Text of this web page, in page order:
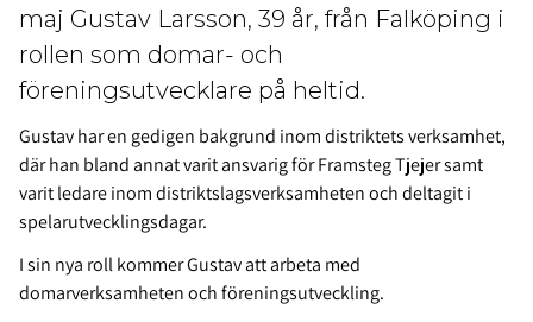
maj Gustav Larsson, 39 år, från Falköping i
rollen som domar- och
föreningsutvecklare på heltid.
Gustav har en gedigen bakgrund inom distriktets verksamhet,
där han bland annat varit ansvarig för Framsteg Tjejer samt
varit ledare inom distriktslagsverksamheten och deltagit i
spelarutvecklingsdagar.
I sin nya roll kommer Gustav att arbeta med
domarverksamheten och föreningsutveckling.